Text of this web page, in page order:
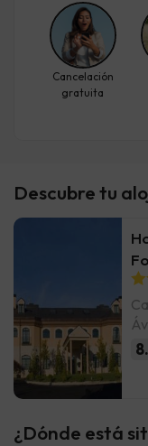
Descubre tu
¿Dónde está
Cancelación
gratuita